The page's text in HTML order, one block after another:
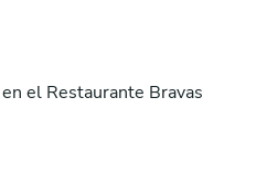
el Restaurante Bravas